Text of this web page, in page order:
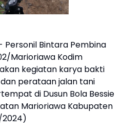
Personil Bintara Pembina
Marioriawa Kodim
kegiatan karya bakti
perataan jalan tani
di Dusun Bola Bessie
Marioriawa Kabupaten
2024)